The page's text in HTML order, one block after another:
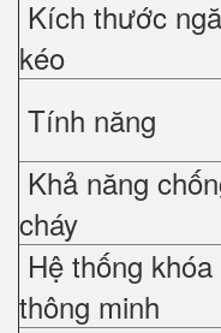
Kích thước
kéo
Tính năng
Khả năng
cháy
Hệ thống khóa
thông minh